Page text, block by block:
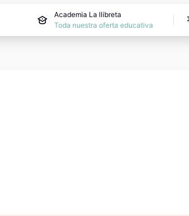
Academia La llibreta
Toda nuestra oferta educativa